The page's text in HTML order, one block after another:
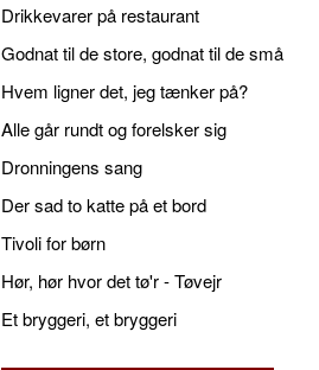
Drikkevarer på restaurant
Godnat til de store, godnat til de små
Hvem ligner det, jeg tænker på?
Alle går rundt og forelsker sig
Dronningens sang
Der sad to katte på et bord
Tivoli for børn
Hør, hør hvor det tø'r - Tøvejr
Et bryggeri, et bryggeri